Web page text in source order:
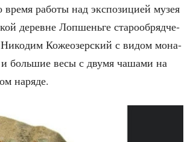
рабо­ты над экс­по­зи­ци­ей музея
деревне Лоп­шень­ге ста­ро­об­ряд­че­
Коже­озер­ский с видом мона­
боль­шие весы с дву­мя чаша­ми на
наряде.